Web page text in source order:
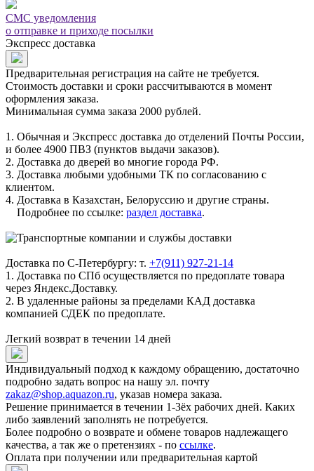
СМС уведомления
о отправке и приходе посылки
Экспресс доставка
Предварительная регистрация на сайте не требуется.
Стоимость доставки и сроки рассчитываются в момент
оформления заказа.
Минимальная сумма заказа 2000 рублей.
1. Обычная и Экспресс доставка до отделений Почты России,
и более 4900 ПВЗ (пунктов выдачи заказов).
2. Доставка до дверей во многие города РФ.
3. Доставка любыми удобными ТК по согласованию с
клиентом.
4. Доставка в Казахстан, Белоруссию и другие страны.
Подробнее по ссылке: раздел доставка.
Доставка по С-Петербургу: т. +7(911) 927-21-14
1. Доставка по СПб осуществляется по предоплате товара
через Яндекс.Доставку.
2. В удаленные районы за пределами КАД доставка
компанией СДЕК по предоплате.
Легкий возврат в течении 14 дней
Индивидуальный подход к каждому обращению, достаточно
подробно задать вопрос на нашу эл. почту
zakaz@shop.aquazon.ru, указав номера заказа.
Решение принимается в течении 1-3ёх рабочих дней. Каких
либо заявлений заполнять не потребуется.
Более подробно о возврате и обмене товаров надлежащего
качества, а так же о претензиях - по ссылке.
Оплата при получении или предварительная картой